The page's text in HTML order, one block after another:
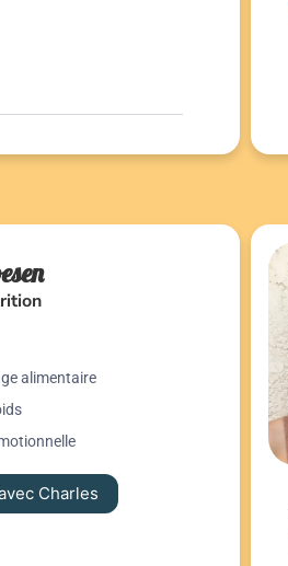
alimentaire
Charles